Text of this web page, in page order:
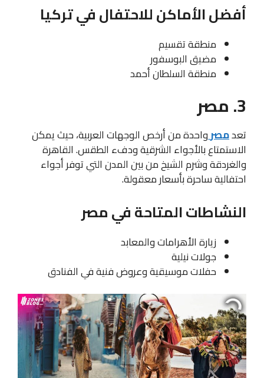
أفضل الأماكن للاحتفال في تركيا
منطقة تقسيم
مضيق البوسفور
منطقة السلطان أحمد
3. مصر
تعدمصرواحدة من أرخص الوجهات العربية، حيث يمكن
الاستمتاع بالأجواء الشرقية ودفء الطقس. القاهرة
والغردقة وشرم الشيخ من بين المدن التي توفر أجواء
احتفالية ساحرة بأسعار معقولة.
النشاطات المتاحة في مصر
زيارة الأهرامات والمعابد
جولات نيلية
حفلات موسيقية وعروض فنية في الفنادق